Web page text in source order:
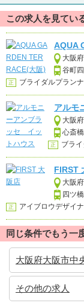
この求人を見てい
AQUA
大阪
谷町
正 ブライダルプラン
アルモ
大阪
心斎
正 ブラ
FIRST
大阪
四ツ
正 アイブロウデザイ
同じ条件でもう一
大阪府大阪市中
その他の求人